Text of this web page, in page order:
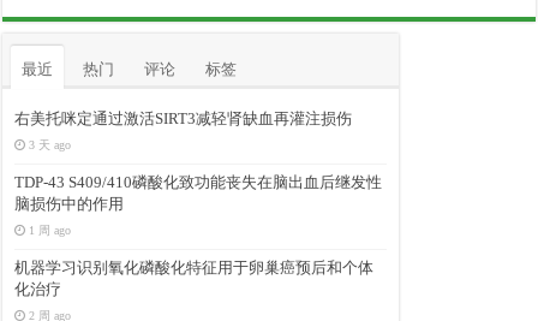
最近 热门 评论 标签
右美托咪定通过激活SIRT3减轻肾缺血再灌注损伤
3 天 ago
TDP-43 S409/410磷酸化致功能丧失在脑出血后继发性
脑损伤中的作用
1 周 ago
机器学习识别氧化磷酸化特征用于卵巢癌预后和个体
化治疗
2 周 ago